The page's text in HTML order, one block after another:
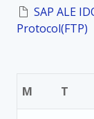
SAP ALE
Protocol(FTP)
M
T